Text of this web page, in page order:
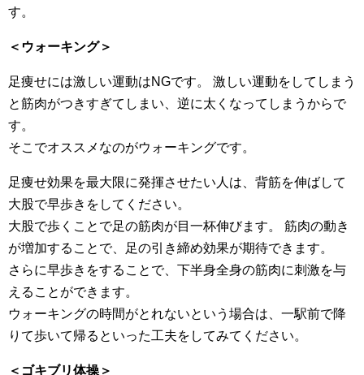
す。
＜ウォーキング＞
足痩せには激しい運動はNGです。 激しい運動をしてしまう
と筋肉がつきすぎてしまい、逆に太くなってしまうからで
す。
そこでオススメなのがウォーキングです。
足痩せ効果を最大限に発揮させたい人は、背筋を伸ばして
大股で早歩きをしてください。
大股で歩くことで足の筋肉が目一杯伸びます。 筋肉の動き
が増加することで、足の引き締め効果が期待できます。
さらに早歩きをすることで、下半身全身の筋肉に刺激を与
えることができます。
ウォーキングの時間がとれないという場合は、一駅前で降
りて歩いて帰るといった工夫をしてみてください。
＜ゴキブリ体操＞